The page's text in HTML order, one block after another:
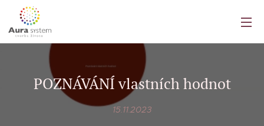
POZNÁVÁNÍ vlastních hodnot
15.11.2023